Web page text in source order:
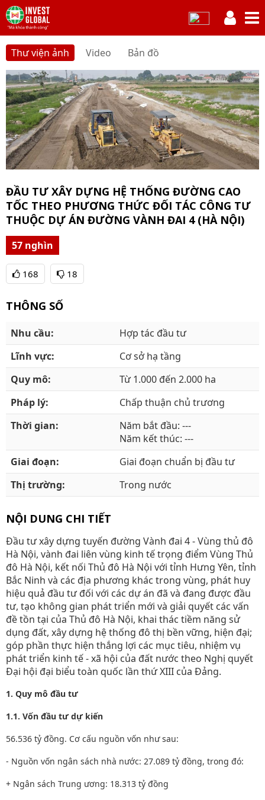
Thư viện ảnh Video Bản đồ
ĐẦU TƯ XÂY DỰNG HỆ THỐNG ĐƯỜNG CAO
TỐC THEO PHƯƠNG THỨC ĐỐI TÁC CÔNG TƯ
THUỘC DỰ ÁN ĐƯỜNG VÀNH ĐAI 4 (HÀ NỘI)
57 nghìn
168 18
THÔNG SỐ
Nhu cầu:
Hợp tác đầu tư
Lĩnh vực:
Cơ sở hạ tầng
Quy mô:
Từ 1.000 đến 2.000 ha
Pháp lý:
Chấp thuận chủ trương
Thời gian:
Năm bắt đầu: ---
Năm kết thúc: ---
Giai đoạn:
Giai đoạn chuẩn bị đầu tư
Thị trường:
Trong nước
NỘI DUNG CHI TIẾT
Đầu tư xây dựng tuyến đường Vành đai 4 - Vùng thủ đô
Hà Nội, vành đai liên vùng kinh tế trọng điểm Vùng Thủ
đô Hà Nội, kết nối Thủ đô Hà Nội với tỉnh Hưng Yên, tỉnh
Bắc Ninh và các địa phương khác trong vùng, phát huy
hiệu quả đầu tư đối với các dự án đã và đang được đầu
tư, tạo không gian phát triển mới và giải quyết các vấn
đề tồn tại của Thủ đô Hà Nội, khai thác tiềm năng sử
dụng đất, xây dựng hệ thống đô thị bền vững, hiện đại;
góp phần thực hiện thắng lợi các mục tiêu, nhiệm vụ
phát triển kinh tế - xã hội của đất nước theo Nghị quyết
Đại hội đại biểu toàn quốc lần thứ XIII của Đảng.
1. Quy mô đầu tư
1.1. Vốn đầu tư dự kiến
56.536 tỷ đồng. Cơ cấu nguồn vốn như sau:
- Nguồn vốn ngân sách nhà nước: 27.089 tỷ đồng, trong đó:
+ Ngân sách Trung ương: 18.313 tỷ đồng